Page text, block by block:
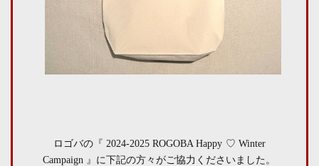
ロゴバの『 2024-2025 ROGOBA Happy ♡ Winter
Campaign 』に下記の方々がご協力くださいました。